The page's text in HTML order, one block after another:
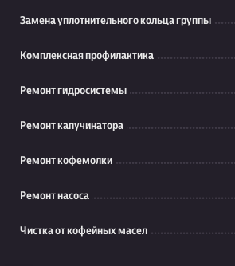
Замена уплотнительного кольца группы
Комплексная профилактика
Ремонт гидросистемы
Ремонт капучинатора
Ремонт кофемолки
Ремонт насоса
Чистка от кофейных масел